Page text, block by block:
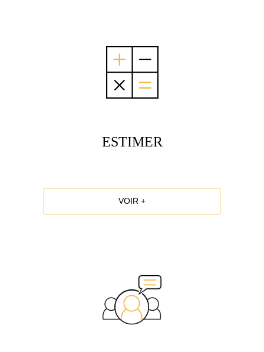
ESTIMER
VOIR +